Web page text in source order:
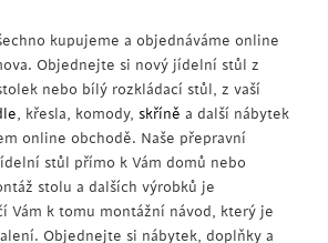
kupujeme a objednáváme online
Objednejte si nový jídelní stůl z
nebo bílý rozkládací stůl, z vaší
, křesla, komody, skříně a další nábytek
online obchodě. Naše přepravní
stůl přímo k Vám domů nebo
stolu a dalších výrobků je
Vám k tomu montážní návod, který je
Objednejte si nábytek, doplňky a